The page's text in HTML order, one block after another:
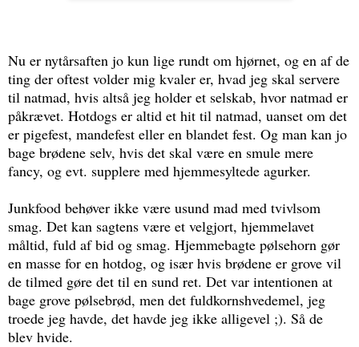
Nu er nytårsaften jo kun lige rundt om hjørnet, og en af de
ting der oftest volder mig kvaler er, hvad jeg skal servere
til natmad, hvis altså jeg holder et selskab, hvor natmad er
påkrævet. Hotdogs er altid et hit til natmad, uanset om det
er pigefest, mandefest eller en blandet fest. Og man kan jo
bage brødene selv, hvis det skal være en smule mere
fancy, og evt. supplere med hjemmesyltede agurker.
Junkfood behøver ikke være usund mad med tvivlsom
smag. Det kan sagtens være et velgjort, hjemmelavet
måltid, fuld af bid og smag. Hjemmebagte pølsehorn gør
en masse for en hotdog, og især hvis brødene er grove vil
de tilmed gøre det til en sund ret. Det var intentionen at
bage grove pølsebrød, men det fuldkornshvedemel, jeg
troede jeg havde, det havde jeg ikke alligevel ;). Så de
blev hvide.